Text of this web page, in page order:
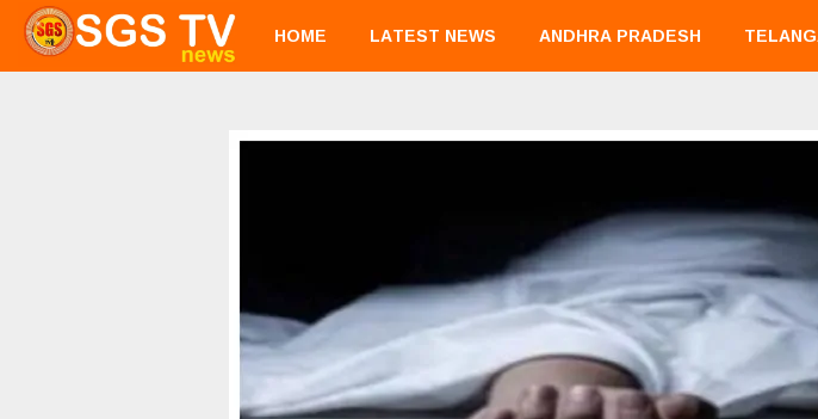
HOME LATEST NEWS ANDHRA PRADESH